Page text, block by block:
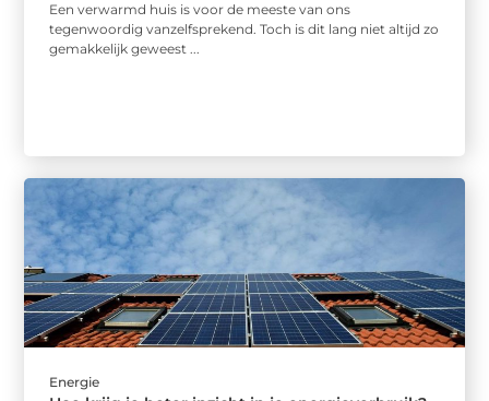
Een verwarmd huis is voor de meeste van ons
tegenwoordig vanzelfsprekend. Toch is dit lang niet altijd zo
gemakkelijk geweest ...
Energie